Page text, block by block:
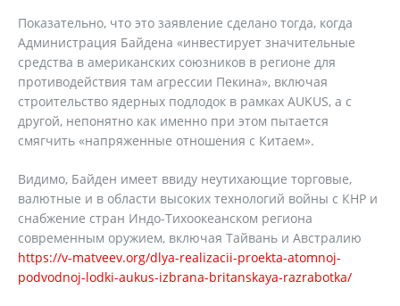
Показательно, что это заявление сделано тогда, когда
Администрация Байдена «инвестирует значительные
средства в американских союзников в регионе для
противодействия там агрессии Пекина», включая
строительство ядерных подлодок в рамках AUKUS, а с
другой, непонятно как именно при этом пытается
смягчить «напряженные отношения с Китаем».
Видимо, Байден имеет ввиду неутихающие торговые,
валютные и в области высоких технологий войны с КНР и
снабжение стран Индо-Тихоокеанском региона
современным оружием, включая Тайвань и Австралию
https://v-matveev.org/dlya-realizacii-proekta-atomnoj-
podvodnoj-lodki-aukus-izbrana-britanskaya-razrabotka/